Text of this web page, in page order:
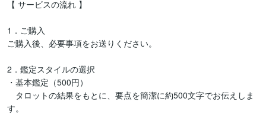
【 サービスの流れ 】
1．ご購入
ご購入後、必要事項をお送りください。
2．鑑定スタイルの選択
・基本鑑定（500円）
タロットの結果をもとに、要点を簡潔に約500文字でお伝えしま
す。